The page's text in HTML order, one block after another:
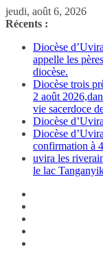
Passer
au
jeudi, août 6, 2026
Récents :
Diocèse
appelle les
diocèse.
Diocèse trois
2 août
vie sacerdoce
Diocèse
Diocèse
confirmation à
uvira les
le lac